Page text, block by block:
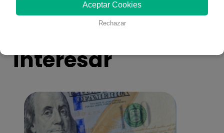
También te puede
interesar
Aceptar Cookies
Rechazar